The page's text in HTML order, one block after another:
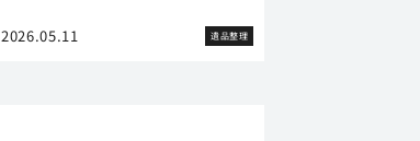
2026.05.11 遺品整理